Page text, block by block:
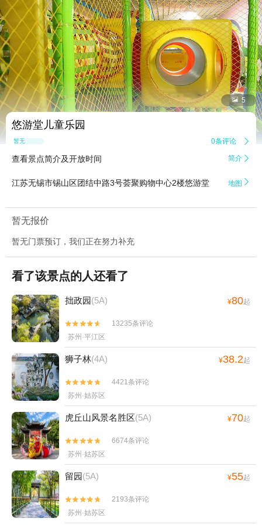
 5
悠游堂儿童乐园
暂无点评 0条评论 
查看景点简介及开放时间 简介 
江苏无锡市锡山区团结中路3号荟聚购物中心2楼悠游堂 地图 
暂无报价
暂无门票预订，我们正在努力补充
看了该景点的人还看了
拙政园(5A) ¥80起


13235条评论
苏州·平江区
狮子林(4A) ¥38.2起


4421条评论
苏州·姑苏区
虎丘山风景名胜区(5A) ¥70起


6674条评论
苏州·姑苏区
留园(5A) ¥55起


2193条评论
苏州·姑苏区
